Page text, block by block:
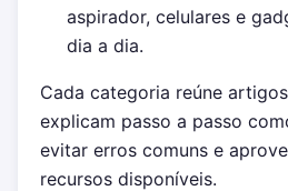
aspirador, celulares e
dia a dia.
Cada categoria reúne
explicam passo a passo
evitar erros comuns e
recursos disponíveis.